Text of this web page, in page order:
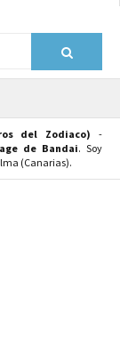
del Zodiaco) -
de Bandai. Soy
(Canarias).